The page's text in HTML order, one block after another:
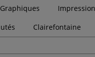
Impression
Clairefontaine